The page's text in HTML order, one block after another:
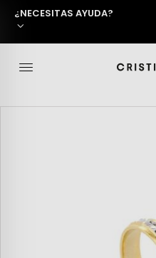
¿NECESITAS AYUDA?